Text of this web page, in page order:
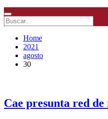
Home
2021
agosto
30
Cae presunta red de